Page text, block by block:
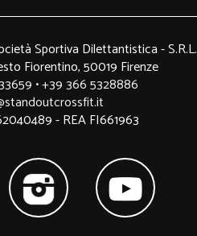
Sportiva Dilettantistica - S.R.L.
Fiorentino, 50019 Firenze
•+39 366 5328886
- REA FI661963